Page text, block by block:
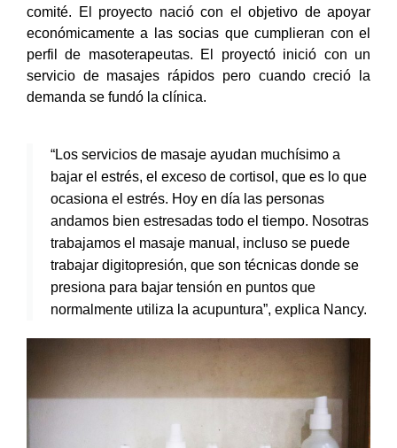
comité. El proyecto nació con el objetivo de apoyar
económicamente a las socias que cumplieran con el
perfil de masoterapeutas. El proyectó inició con un
servicio de masajes rápidos pero cuando creció la
demanda se fundó la clínica.
“Los servicios de masaje ayudan muchísimo a
bajar el estrés, el exceso de cortisol, que es lo que
ocasiona el estrés. Hoy en día las personas
andamos bien estresadas todo el tiempo. Nosotras
trabajamos el masaje manual, incluso se puede
trabajar digitopresión, que son técnicas donde se
presiona para bajar tensión en puntos que
normalmente utiliza la acupuntura”, explica Nancy.